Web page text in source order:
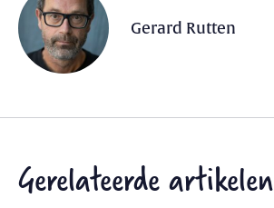
Gerard Rutten
Gerelateerde artikelen